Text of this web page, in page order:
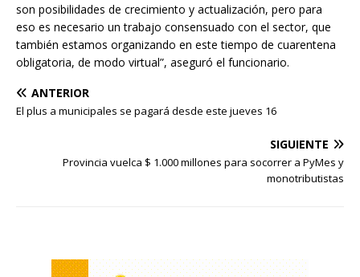
son posibilidades de crecimiento y actualización, pero para
eso es necesario un trabajo consensuado con el sector, que
también estamos organizando en este tiempo de cuarentena
obligatoria, de modo virtual”, aseguró el funcionario.
ANTERIOR
El plus a municipales se pagará desde este jueves 16
SIGUIENTE
Provincia vuelca $ 1.000 millones para socorrer a PyMes y
monotributistas